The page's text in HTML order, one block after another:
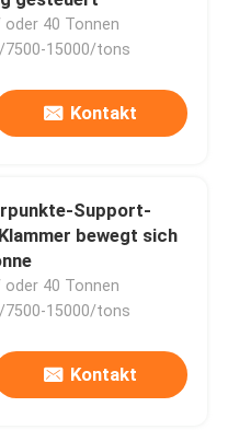
oder 40 Tonnen
7500-15000/tons
Kontakt
Support-
bewegt sich
oder 40 Tonnen
7500-15000/tons
Kontakt